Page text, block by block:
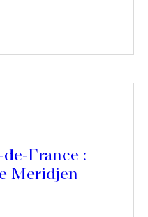
France :
Meridjen